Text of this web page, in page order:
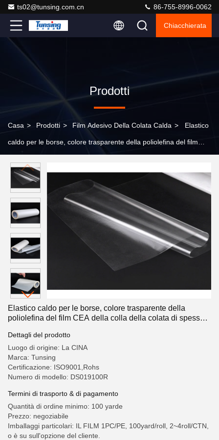
ts02@tunsing.com.cn 86-755-8996-0062
Chiacchierata
Prodotti
Casa > Prodotti > Film Adesivo Della Colata Calda > Elastico
caldo per le borse, colore trasparente della poliolefina del film
Elastico caldo per le borse, colore trasparente della
poliolefina del film CEA della colla della colata di spessore
Dettagli del prodotto
Luogo di origine: La CINA
Marca: Tunsing
Certificazione: ISO9001,Rohs
Numero di modello: DS019100R
Termini di trasporto & di pagamento
Quantità di ordine minimo: 100 yarde
Prezzo: negoziabile
Imballaggi particolari: IL FILM 1PC/PE, 100yard/roll, 2~4roll/CTN,
o è su sull'opzione del cliente.